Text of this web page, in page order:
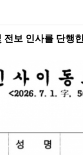
전보 인사를 단행